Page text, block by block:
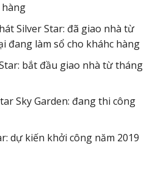
Silver Star: đã giao nhà từ
đang làm sổ cho kháhc hàng
bắt đầu giao nhà từ tháng
Sky Garden: đang thi công
dự kiến khởi công năm 2019